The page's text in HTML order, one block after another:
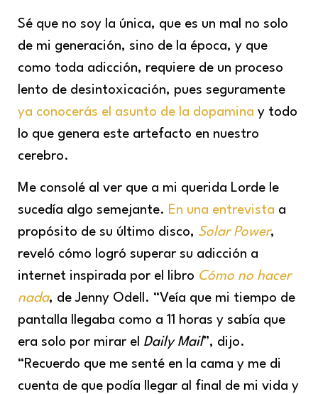
Sé que no soy la única, que es un mal no solo
de mi generación, sino de la época, y que
como toda adicción, requiere de un proceso
lento de desintoxicación, pues seguramente
ya conocerás el asunto de la dopamina y todo
lo que genera este artefacto en nuestro
cerebro.
Me consolé al ver que a mi querida Lorde le
sucedía algo semejante. En una entrevista a
propósito de su último disco, Solar Power,
reveló cómo logró superar su adicción a
internet inspirada por el libro Cómo no hacer
nada, de Jenny Odell. “Veía que mi tiempo de
pantalla llegaba como a 11 horas y sabía que
era solo por mirar el Daily Mail”, dijo.
“Recuerdo que me senté en la cama y me di
cuenta de que podía llegar al final de mi vida y